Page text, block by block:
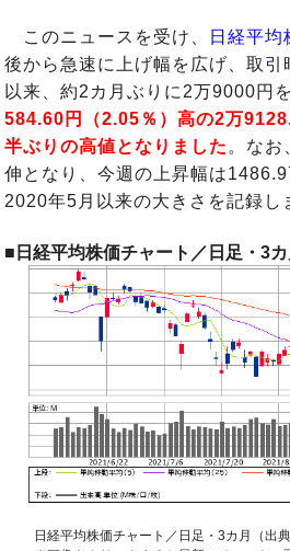
このニュースを受け、 日経平均
後から急速に上げ幅を広げ、取引
以来、約2カ月ぶりに2万9000円
584.60円（2.05％）高の2万
半ぶりの高値となりました 。なお
伸となり、今週の上昇幅は
2020年5月以来の大きさを記録し
■日経平均株価チャート／日足・3カ
日経平均株価チャート／日足・3カ月（出